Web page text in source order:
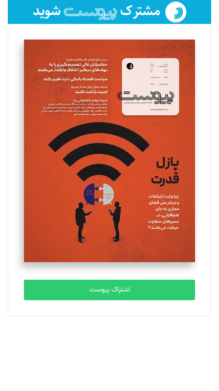
فائزه فتحی رستمی
تحریریه
سروش کرمیان
تحریریه
مینا پاکدل
یسنا امان‌پور
تحریریه
ملینا جعفری
تحریریه
مصطفی مسجدی آرانی
تحریریه
بابک نقاش
تحریریه
اشتراک پیوست